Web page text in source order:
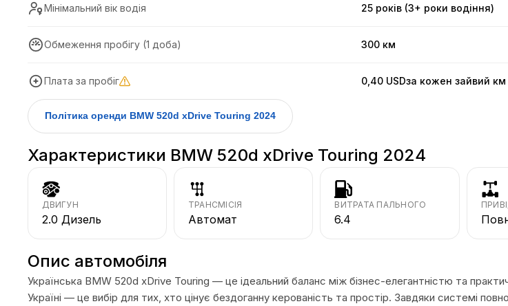
Мінімальний вік водія 25 років (3+ роки водіння)
Обмеження пробігу (1 доба) 300 км
Плата за пробіг 0,40 USDза кожен зайвий км
Політика оренди BMW 520d xDrive Touring 2024
Характеристики BMW 520d xDrive Touring 2024
ДВИГУН
2.0 Дизель
ТРАНСМІСІЯ
Автомат
ВИТРАТА ПАЛЬНОГО
6.4
Опис автомобіля
Українська BMW 520d xDrive Touring — це ідеальний баланс між бізнес-елегантністю та
Україні — це вибір для тих, хто цінує бездоганну керованість та простір. Завдяки системі